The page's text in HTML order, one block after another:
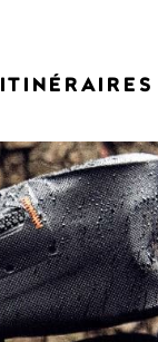
ITINÉRAIRES